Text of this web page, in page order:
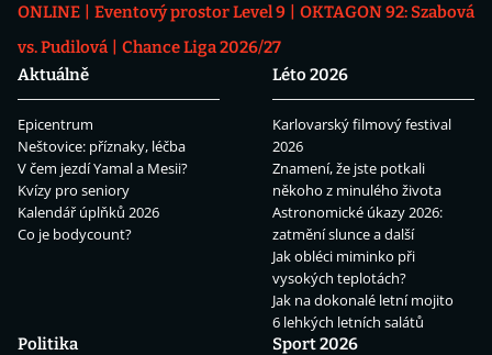
ONLINE
Eventový prostor Level 9
OKTAGON 92: Szabová
vs. Pudilová
Chance Liga 2026/27
Aktuálně
Epicentrum
Neštovice: příznaky, léčba
V čem jezdí Yamal a Mesii?
Kvízy pro seniory
Kalendář úplňků 2026
Co je bodycount?
Léto 2026
Karlovarský filmový festival
2026
Znamení, že jste potkali
někoho z minulého života
Astronomické úkazy 2026:
zatmění slunce a další
Jak obléci miminko při
vysokých teplotách?
Jak na dokonalé letní mojito
6 lehkých letních salátů
Politika
Sport 2026